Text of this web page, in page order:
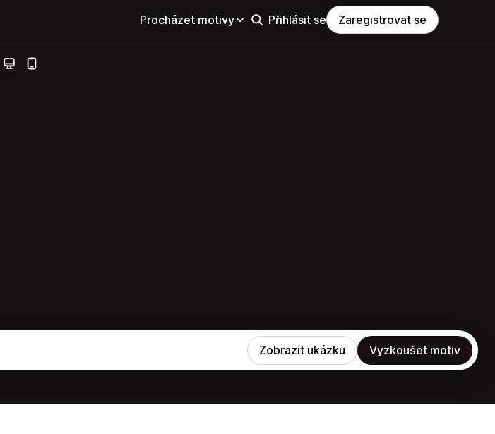
Procházet motivy Přihlásit se Zaregistrovat se
Zobrazit ukázku Vyzkoušet motiv